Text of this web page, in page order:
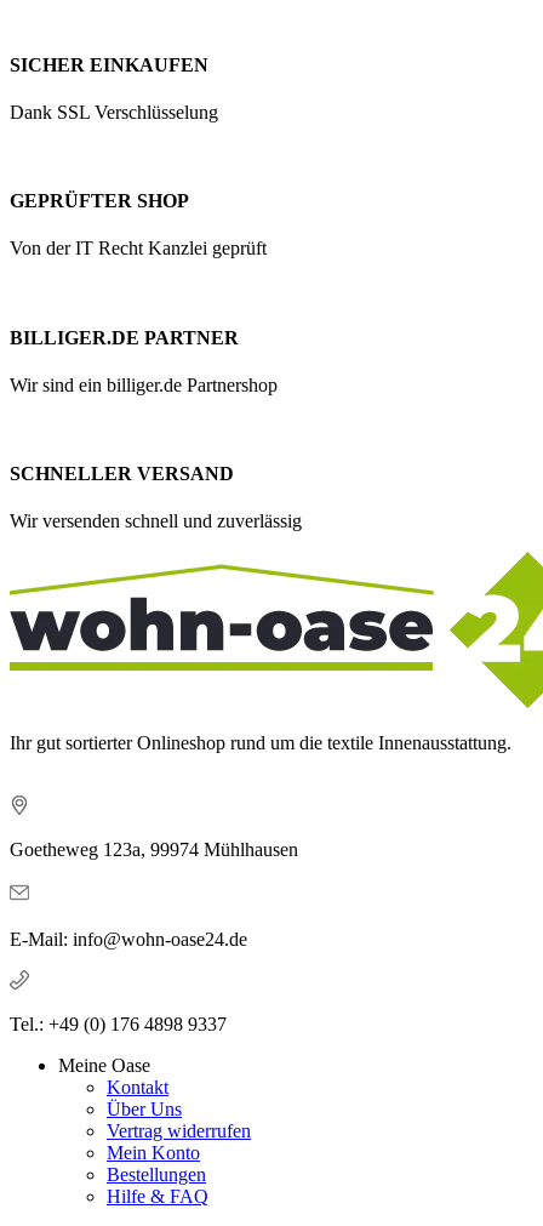
SICHER EINKAUFEN
Dank SSL Verschlüsselung
GEPRÜFTER SHOP
Von der IT Recht Kanzlei geprüft
BILLIGER.DE PARTNER
Wir sind ein billiger.de Partnershop
SCHNELLER VERSAND
Wir versenden schnell und zuverlässig
Ihr gut sortierter Onlineshop rund um die textile Innenausstattung.
Goetheweg 123a, 99974 Mühlhausen
E-Mail: info@wohn-oase24.de
Tel.: +49 (0) 176 4898 9337
Meine Oase
Kontakt
Über Uns
Vertrag widerrufen
Mein Konto
Bestellungen
Hilfe & FAQ